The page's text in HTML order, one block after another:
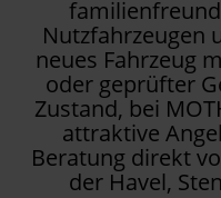
Nutzfahrzeugen
neues Fahrzeug
oder geprüfter
Zustand, bei
attraktive
Beratung direkt
der Havel,